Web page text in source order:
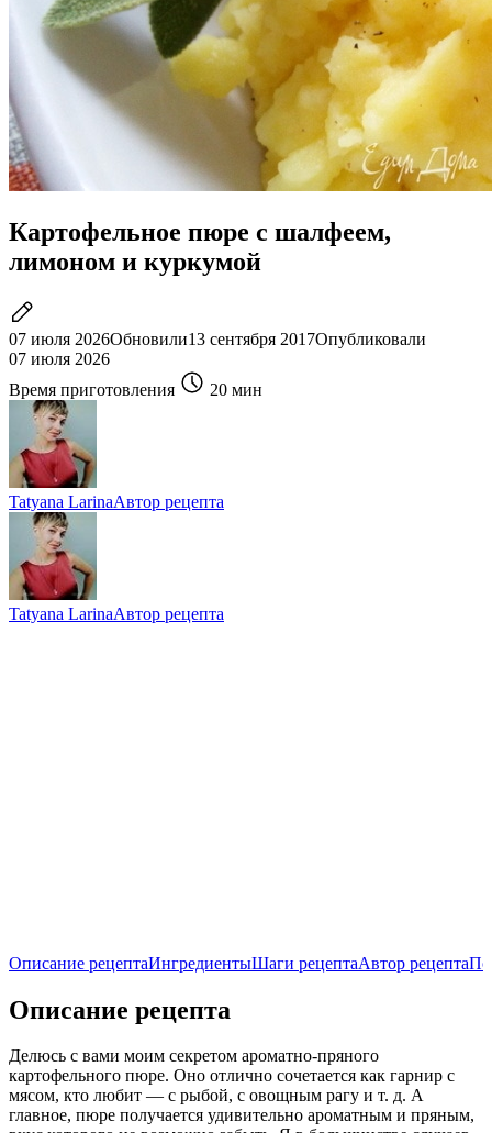
Картофельное пюре с шалфеем,
лимоном и куркумой
07 июля 2026Обновили13 сентября 2017Опубликовали
07 июля 2026
Время приготовления
20 мин
Tatyana LarinaАвтор рецепта
Tatyana LarinaАвтор рецепта
Описание рецептаИнгредиентыШаги рецептаАвтор рецепта
Описание рецепта
Делюсь с вами моим секретом ароматно-пряного
картофельного пюре. Оно отлично сочетается как гарнир с
мясом, кто любит — с рыбой, с овощным рагу и т. д. А
главное, пюре получается удивительно ароматным и пряным,